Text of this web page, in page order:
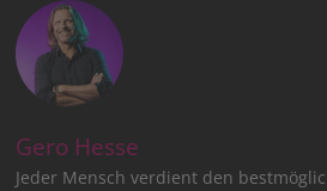
Gero Hesse
Jeder Mensch verdient den